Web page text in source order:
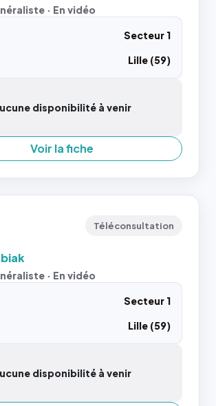
· En vidéo
Secteur 1
Lille (59)
disponibilité à venir
Voir la fiche
Téléconsultation
· En vidéo
Secteur 1
Lille (59)
disponibilité à venir